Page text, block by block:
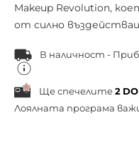
Makeup Revolution,
от силно
В наличност -
Ще спечелите 2
Лоялната програма